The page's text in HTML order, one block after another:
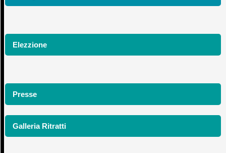
Elezzione
Presse
Galleria Ritratti